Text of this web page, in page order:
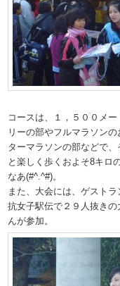
コースは、１，５００メ
リーの部やフルマラソン
ターマラソンの部などで
と楽しく歩くおよそ8キロ
なあ(#^.^#)。
また、大会には、ゲスト
抗女子駅伝で２９人抜き
んが参加。